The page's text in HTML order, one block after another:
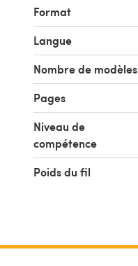
Format
Langue
Nombre de modèles
Pages
Niveau de
compétence
Poids du fil